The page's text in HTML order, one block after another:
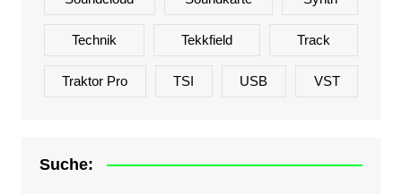
Technik Tekkfield Track
Traktor Pro TSI USB VST
Suche: